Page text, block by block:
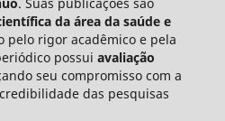
da área da saúde e
pelo rigor acadêmico e pela
possui avaliação
seu compromisso com a
das pesquisas